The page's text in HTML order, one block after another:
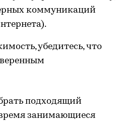
коммуникаций
убедитесь, что
подходящий
занимающиеся